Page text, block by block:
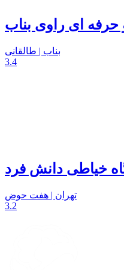
حرفه ای راوی بناب
بناب | طالقانی
3.4
خیاطی دانش فرد
تهران | هفت حوض
3.2